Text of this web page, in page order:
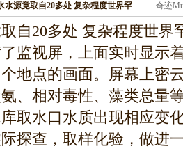
水源竟取自20多处 复杂程度世界罕 奇迹
条
自20多处 复杂程度世界
监视屏，上面实时显示
地点的画面。屏幕上密
、相对毒性、藻类总量
取水口水质出现相应变
探查，取样化验，做进